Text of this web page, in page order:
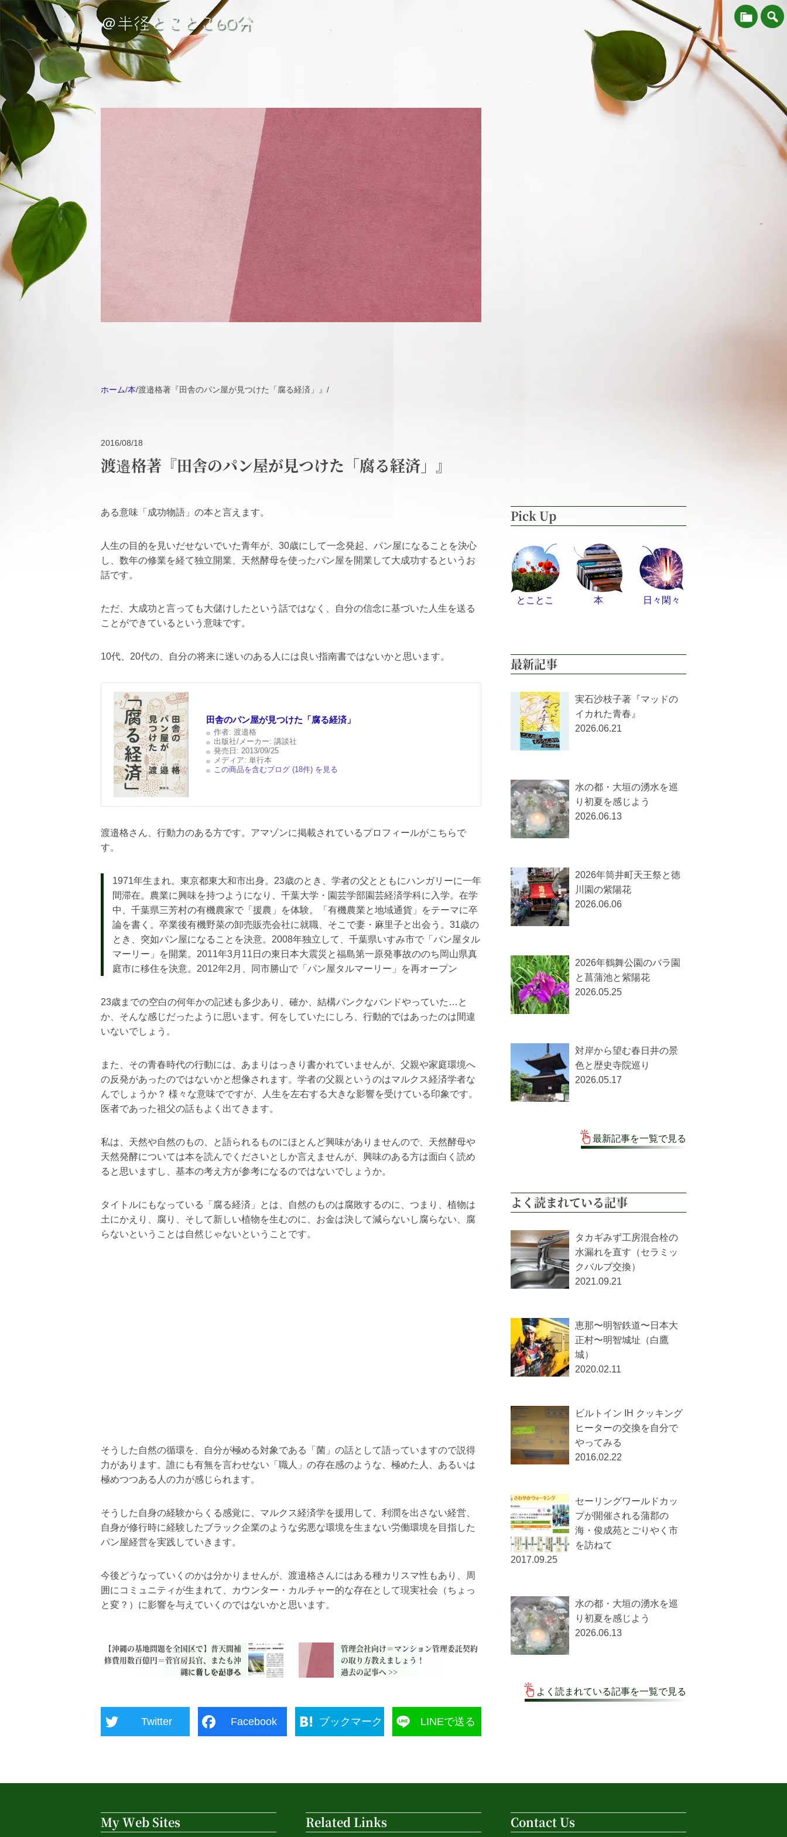
＠半径とことこ60分
ホーム/本/渡邉格著『田舎のパン屋が見つけた「腐る経済」』 /
2016/08/18
渡邉格著『田舎のパン屋が見つけた「腐る経済」』
ある意味「成功物語」の本と言えます。
人生の目的を見いだせないでいた青年が、30歳にして一念発起、パン屋になることを決心
し、数年の修業を経て独立開業、天然酵母を使ったパン屋を開業して大成功するというお
話です。
ただ、大成功と言っても大儲けしたという話ではなく、自分の信念に基づいた人生を送る
ことができているという意味です。
10代、20代の、自分の将来に迷いのある人には良い指南書ではないかと思います。
田舎のパン屋が見つけた「腐る経済」
作者: 渡邉格
出版社/メーカー: 講談社
発売日: 2013/09/25
メディア: 単行本
この商品を含むブログ (18件) を見る
渡邉格さん、行動力のある方です。アマゾンに掲載されているプロフィールがこちらで
す。
1971年生まれ。東京都東大和市出身。23歳のとき、学者の父とともにハンガリーに一年
間滞在。農業に興味を持つようになり、千葉大学・園芸学部園芸経済学科に入学。在学
中、千葉県三芳村の有機農家で「援農」を体験。「有機農業と地域通貨」をテーマに卒
論を書く。卒業後有機野菜の卸売販売会社に就職、そこで妻・麻里子と出会う。31歳の
とき、突如パン屋になることを決意。2008年独立して、千葉県いすみ市で「パン屋タル
マーリー」を開業。2011年3月11日の東日本大震災と福島第一原発事故ののち岡山県真
庭市に移住を決意。2012年2月、同市勝山で「パン屋タルマーリー」を再オープン
23歳までの空白の何年かの記述も多少あり、確か、結構パンクなバンドやっていた…と
か、そんな感じだったように思います。何をしていたにしろ、行動的ではあったのは間違
いないでしょう。
また、その青春時代の行動には、あまりはっきり書かれていませんが、父親や家庭環境へ
の反発があったのではないかと想像されます。学者の父親というのはマルクス経済学者な
んでしょうか？ 様々な意味でですが、人生を左右する大きな影響を受けている印象です。
医者であった祖父の話もよく出てきます。
私は、天然や自然のもの、と語られるものにほとんど興味がありませんので、天然酵母や
天然発酵については本を読んでくださいとしか言えませんが、興味のある方は面白く読め
ると思いますし、基本の考え方が参考になるのではないでしょうか。
タイトルにもなっている「腐る経済」とは、自然のものは腐敗するのに、つまり、植物は
土にかえり、腐り、そして新しい植物を生むのに、お金は決して減らないし腐らない、腐
らないということは自然じゃないということです。
そうした自然の循環を、自分が極める対象である「菌」の話として語っていますので説得
力があります。誰にも有無を言わせない「職人」の存在感のような、極めた人、あるいは
極めつつある人の力が感じられます。
そうした自身の経験からくる感覚に、マルクス経済学を援用して、利潤を出さない経営、
自身が修行時に経験したブラック企業のような劣悪な環境を生まない労働環境を目指した
パン屋経営を実践していきます。
今後どうなっていくのかは分かりませんが、渡邉格さんにはある種カリスマ性もあり、周
囲にコミュニティが生まれて、カウンター・カルチャー的な存在として現実社会（ちょっ
と変？）に影響を与えていくのではないかと思います。
管理会社向け＝マンション管理委託契約
の取り方教えましょう！
【沖縄の基地問題を全国区で】普天間補
修費用数百億円＝菅官房長官、またも沖
縄に脅しをかける
Twitter Facebook ブックマーク LINEで送る
Pick Up
とことこ 本 日々閑々
最新記事
実石沙枝子著『マッドの
イカれた青春』
2026.06.21
水の都・大垣の湧水を巡
り初夏を感じよう
2026.06.13
2026年筒井町天王祭と徳
川園の紫陽花
2026.06.06
2026年鶴舞公園のバラ園
と菖蒲池と紫陽花
2026.05.25
対岸から望む春日井の景
色と歴史寺院巡り
2026.05.17
最新記事を一覧で見る
よく読まれている記事
タカギみず工房混合栓の
水漏れを直す（セラミッ
クバルブ交換）
2021.09.21
恵那〜明智鉄道〜日本大
正村〜明智城址（白鷹
城）
2020.02.11
ビルトイン IH クッキング
ヒーターの交換を自分で
やってみる
2016.02.22
セーリングワールドカッ
プが開催される蒲郡の
海・俊成苑とごりやく市
を訪ねて
2017.09.25
水の都・大垣の湧水を巡
り初夏を感じよう
2026.06.13
よく読まれている記事を一覧で見る
My Web Sites Related Links Contact Us